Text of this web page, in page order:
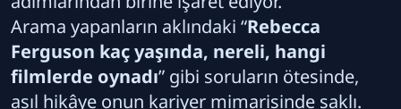
Arama yapanların aklındaki “Rebecca
Ferguson kaç yaşında, nereli, hangi
filmlerde oynadı” gibi soruların ötesinde,
asıl hikâye onun kariyer mimarisinde saklı.